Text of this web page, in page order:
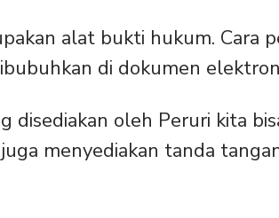
alat bukti hukum. Cara
di dokumen
disediakan oleh Peruri kita
menyediakan tanda